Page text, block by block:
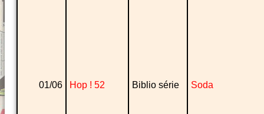
01/06 Hop ! 52 Biblio série Soda